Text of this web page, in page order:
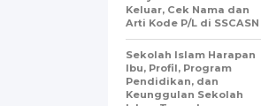
Keluar, Cek Nama dan
Arti Kode P/L di SSCASN
Sekolah Islam Harapan
Ibu, Profil, Program
Pendidikan, dan
Keunggulan Sekolah